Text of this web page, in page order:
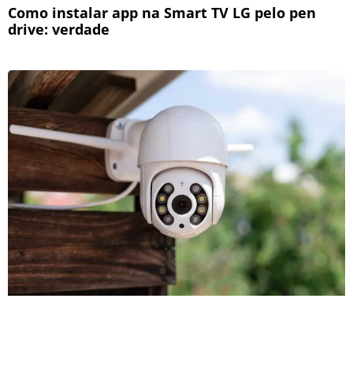
Como instalar app na Smart TV LG pelo pen
drive: verdade